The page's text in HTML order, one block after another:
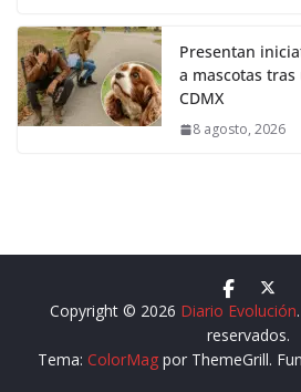
Presentan
a mascotas
CDMX
8 agosto, 2026
Copyright © 2026 Diario Evolución
reservados.
Tema: ColorMagpor ThemeGrill.